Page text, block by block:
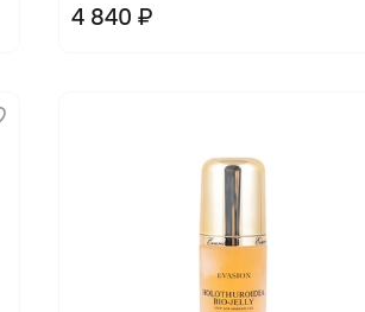
4 840 ₽